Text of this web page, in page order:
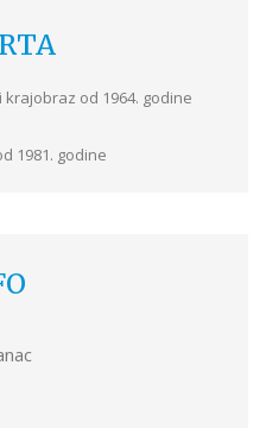
od 1964. godine
1981. godine